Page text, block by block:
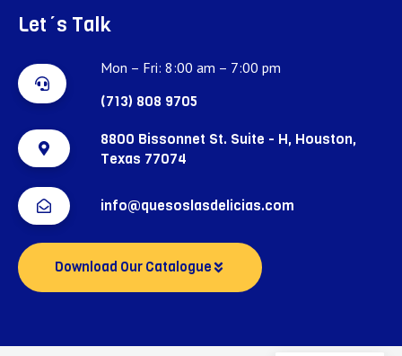
Let´s Talk
Mon – Fri: 8:00 am – 7:00 pm
(713) 808 9705
8800 Bissonnet St. Suite - H, Houston,
Texas 77074
info@quesoslasdelicias.com
Download Our Catalogue